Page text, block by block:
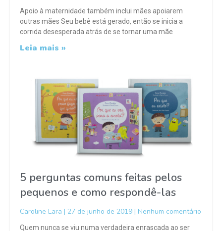
Apoio à maternidade também inclui mães apoiarem
outras mães Seu bebê está gerado, então se inicia a
corrida desesperada atrás de se tornar uma mãe
Leia mais »
5 perguntas comuns feitas pelos
pequenos e como respondê-las
Caroline Lara 27 de junho de 2019 Nenhum comentário
Quem nunca se viu numa verdadeira enrascada ao ser